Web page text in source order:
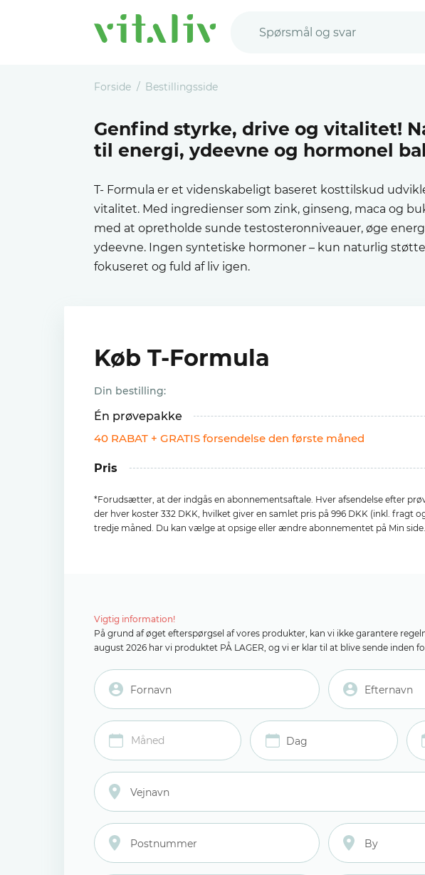
Spørsmål og svar
Forside Bestillingsside
Genfind styrke, drive og vitalitet!
til energi, ydeevne og hormonel
T- Formula er et videnskabeligt baseret kosttilskud
vitalitet. Med ingredienser som zink, ginseng, maca og
med at opretholde sunde testosteronniveauer, øge
ydeevne. Ingen syntetiske hormoner – kun naturlig
fokuseret og fuld af liv igen.
Køb T-Formula
Din bestilling:
Én prøvepakke
40 RABAT + GRATIS forsendelse den første måned
Pris
*Forudsætter, at der indgås en abonnementsaftale. Hver afsendelse efter
der hver koster 332 DKK, hvilket giver en samlet pris på 996 DKK (inkl. fragt
tredje måned. Du kan vælge at opsige eller ændre abonnementet på Min side.
Vigtig information!
På grund af øget efterspørgsel af vores produkter, kan vi ikke garantere
august 2026 har vi produktet PÅ LAGER, og vi er klar til at blive sende inden